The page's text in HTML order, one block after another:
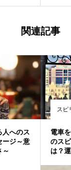
関連記事
人へのス
ージ～意
～
スピ
電車
のス
は？